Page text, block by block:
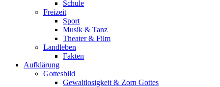
Schule
Freizeit
Sport
Musik & Tanz
Theater & Film
Landleben
Fakten
Aufklärung
Gottesbild
Gewaltlosigkeit & Zorn Gottes